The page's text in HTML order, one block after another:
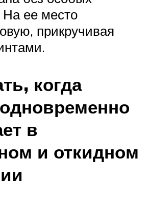
На ее место
прикручивая
когда
в
и откидном